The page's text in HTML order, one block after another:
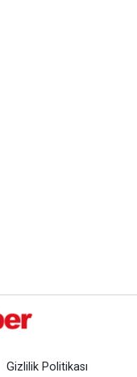
Gizlilik Politikası